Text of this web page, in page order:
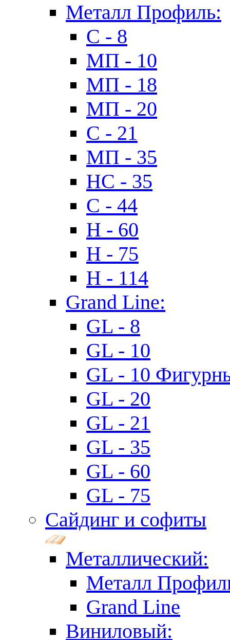
Металл Профиль:
C - 8
МП - 10
МП - 18
МП - 20
C - 21
МП - 35
HC - 35
C - 44
H - 60
H - 75
H - 114
Grand Line:
GL - 8
GL - 10
GL - 10
GL - 20
GL - 21
GL - 35
GL - 60
GL - 75
Сайдинг и софиты
Металлический:
Металл
Grand Line
Виниловый: